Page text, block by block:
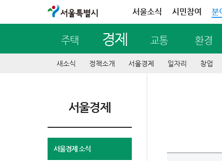
서울특별시 서울소식 시민참여 분
주택 경제 교통 환경
새소식 정책소개 서울경제 일자리 창업
서울경제
서울경제 소식